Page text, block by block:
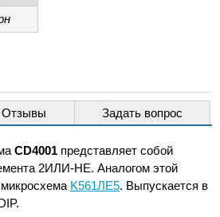
Отзывы Задать вопрос
CD4001 представляет собой
2ИЛИ-НЕ. Аналогом этой
K561ЛЕ5. Выпускается в